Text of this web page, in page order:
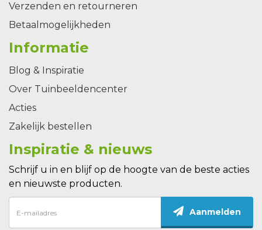
Verzenden en retourneren
Betaalmogelijkheden
Informatie
Blog & Inspiratie
Over Tuinbeeldencenter
Acties
Zakelijk bestellen
Inspiratie & nieuws
Schrijf u in en blijf op de hoogte van de beste acties
en nieuwste producten.
Aanmelden